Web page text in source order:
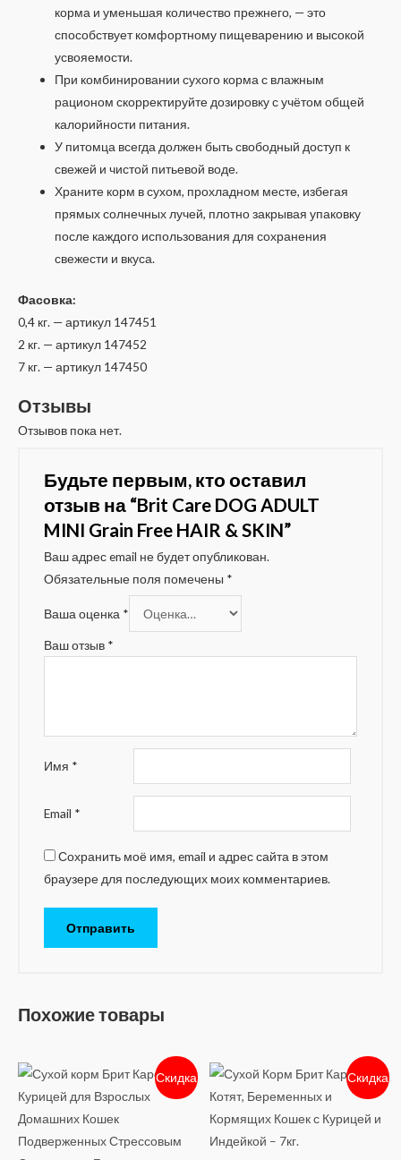
корма и уменьшая количество прежнего, — это
способствует комфортному пищеварению и высокой
усвояемости.
При комбинировании сухого корма с влажным
рационом скорректируйте дозировку с учётом общей
калорийности питания.
У питомца всегда должен быть свободный доступ к
свежей и чистой питьевой воде.
Храните корм в сухом, прохладном месте, избегая
прямых солнечных лучей, плотно закрывая упаковку
после каждого использования для сохранения
свежести и вкуса.
Фасовка:
0,4 кг. — артикул 147451
2 кг. — артикул 147452
7 кг. — артикул 147450
Отзывы
Отзывов пока нет.
Будьте первым, кто оставил
отзыв на “Brit Care DOG ADULT
MINI Grain Free HAIR & SKIN”
Ваш адрес email не будет опубликован.
Обязательные поля помечены *
Ваша оценка *
Ваш отзыв *
Имя *
Email *
Сохранить моё имя, email и адрес сайта в этом
браузере для последующих моих комментариев.
Похожие товары
Скидка Скидка